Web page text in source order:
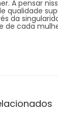
A pensar
qualidade
da
de cada